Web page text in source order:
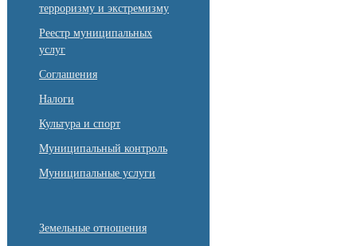
терроризму и экстремизму
Реестр муниципальных
услуг
Соглашения
Налоги
Культура и спорт
Муниципальный контроль
Муниципальные услуги
Земельные отношения